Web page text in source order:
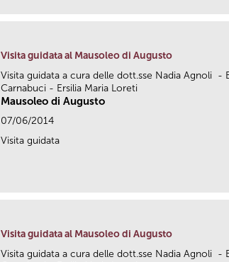
Visita guidata al Mausoleo di Augusto
Visita guidata a cura delle dott.sse Nadia Agnoli -
Carnabuci - Ersilia Maria Loreti
Mausoleo di Augusto
07/06/2014
Visita guidata
Visita guidata al Mausoleo di Augusto
Visita guidata a cura delle dott.sse Nadia Agnoli -